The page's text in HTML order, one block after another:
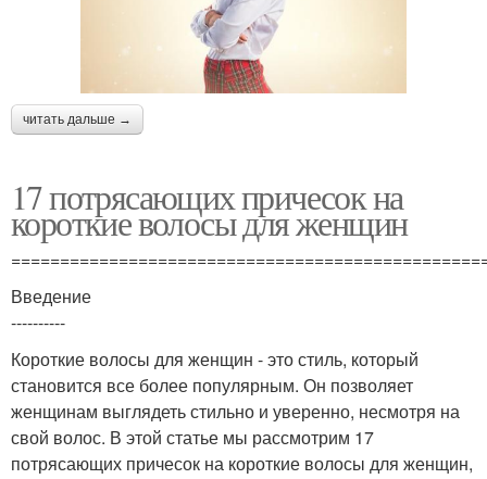
читать дальше →
17 потрясающих причесок на
короткие волосы для женщин
Введение
----------
Короткие волосы для женщин - это стиль, который
становится все более популярным. Он позволяет
женщинам выглядеть стильно и уверенно, несмотря на
свой волос. В этой статье мы рассмотрим 17
потрясающих причесок на короткие волосы для женщин,